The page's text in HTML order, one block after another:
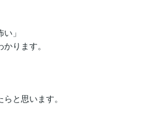
」
ります。
と思います。